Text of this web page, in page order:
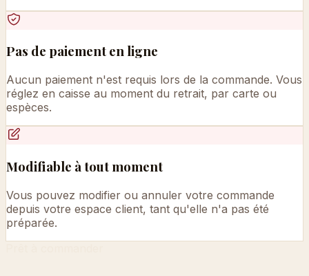
Pas de paiement en ligne
Aucun paiement n'est requis lors de la commande. Vous
réglez en caisse au moment du retrait, par carte ou
espèces.
Modifiable à tout moment
Vous pouvez modifier ou annuler votre commande
depuis votre espace client, tant qu'elle n'a pas été
préparée.